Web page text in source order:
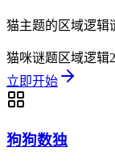
猫主题的区域逻辑
猫咪谜题 区域逻辑
立即开始
狗狗数独